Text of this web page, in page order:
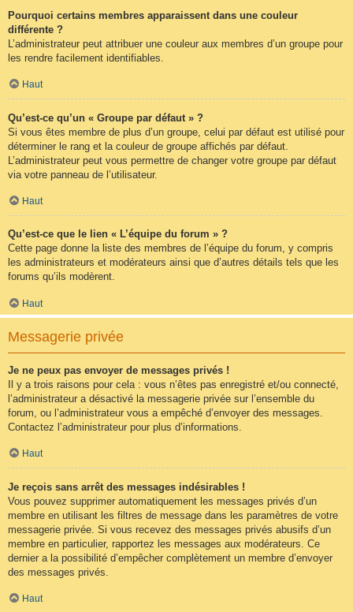
Pourquoi certains membres apparaissent dans une couleur
différente ?
L’administrateur peut attribuer une couleur aux membres d’un groupe pour
les rendre facilement identifiables.
Haut
Qu’est-ce qu’un « Groupe par défaut » ?
Si vous êtes membre de plus d’un groupe, celui par défaut est utilisé pour
déterminer le rang et la couleur de groupe affichés par défaut.
L’administrateur peut vous permettre de changer votre groupe par défaut
via votre panneau de l’utilisateur.
Haut
Qu’est-ce que le lien « L’équipe du forum » ?
Cette page donne la liste des membres de l’équipe du forum, y compris
les administrateurs et modérateurs ainsi que d’autres détails tels que les
forums qu’ils modèrent.
Haut
Messagerie privée
Je ne peux pas envoyer de messages privés !
Il y a trois raisons pour cela : vous n’êtes pas enregistré et/ou connecté,
l’administrateur a désactivé la messagerie privée sur l’ensemble du
forum, ou l’administrateur vous a empêché d’envoyer des messages.
Contactez l’administrateur pour plus d’informations.
Haut
Je reçois sans arrêt des messages indésirables !
Vous pouvez supprimer automatiquement les messages privés d’un
membre en utilisant les filtres de message dans les paramètres de votre
messagerie privée. Si vous recevez des messages privés abusifs d’un
membre en particulier, rapportez les messages aux modérateurs. Ce
dernier a la possibilité d’empêcher complètement un membre d’envoyer
des messages privés.
Haut